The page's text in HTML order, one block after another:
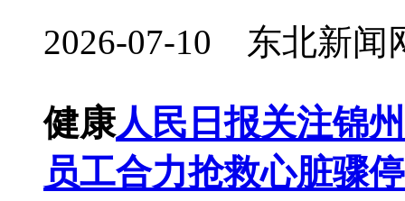
2026-07-10 东北新
健康人民日报关注锦
员工合力抢救心脏骤